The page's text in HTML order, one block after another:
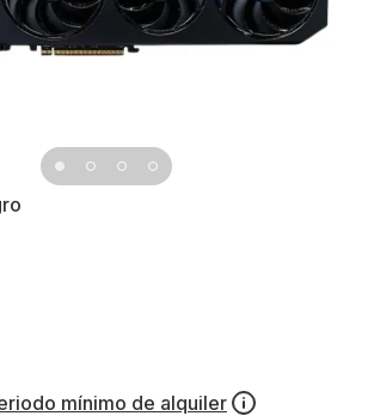
mínimo de alquiler